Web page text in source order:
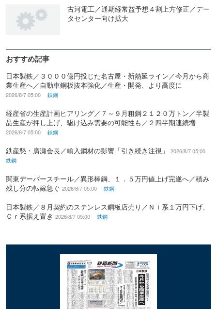
古河電工／通期経常益予想４割上方修正／デー
タセンター向け拡大
おすすめ記事
日本製鉄／３０００億円投じた名古屋・新熱延ライン／今月から商
業生産へ／自動車鋼板抜本強化／生産・開発、より高度に
2026/8/7 05:00 鉄鋼
経産省の生産計画ヒアリング／７～９月粗鋼２１２０万トン／半製
品生産が押し上げ、駆け込み需要の可能性も／２四半期連続増
2026/8/7 05:00 鉄鋼
鉄産懇・廣瀬会長／輸入鋼材の影響「引き続き注視」
2026/8/7 05:00
鉄鋼
関東デーバースチール／異形棒鋼、１．５万円値上げ完遂へ／積み
残し分の転嫁急ぐ 2026/8/7 05:00 鉄鋼
日本製鉄／８月契約のステンレス鋼板店売り／Ｎｉ系１万円下げ、
Ｃｒ系据え置き 2026/8/7 05:00 鉄鋼